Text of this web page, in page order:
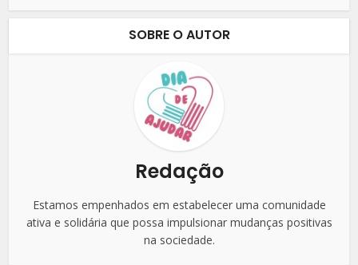
SOBRE O AUTOR
Redação
Estamos empenhados em estabelecer uma comunidade
ativa e solidária que possa impulsionar mudanças positivas
na sociedade.